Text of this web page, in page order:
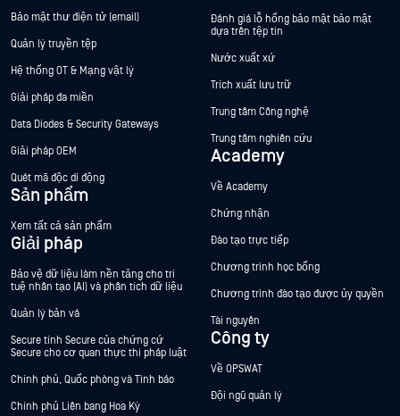
Bảo mật thư điện tử (email)
Quản lý truyền tệp
Hệ thống OT & Mạng vật lý
Giải pháp đa miền
Data Diodes & Security Gateways
Giải pháp OEM
Quét mã độc di động
Sản phẩm
Xem tất cả sản phẩm
Giải pháp
Bảo vệ dữ liệu làm nền tảng cho trí
tuệ nhân tạo (AI) và phân tích dữ liệu
Quản lý bản vá
Secure tính Secure của chứng cứ
Secure cho cơ quan thực thi pháp luật
Chính phủ, Quốc phòng và Tình báo
Chính phủ Liên bang Hoa Kỳ
Đánh giá lỗ hổng bảo mật bảo mật
dựa trên tệp tin
Nước xuất xứ
Trích xuất lưu trữ
Trung tâm Công nghệ
Trung tâm nghiên cứu
Academy
Về Academy
Chứng nhận
Đào tạo trực tiếp
Chương trình học bổng
Chương trình đào tạo được ủy quyền
Tài nguyên
Công ty
Về OPSWAT
Đội ngũ quản lý